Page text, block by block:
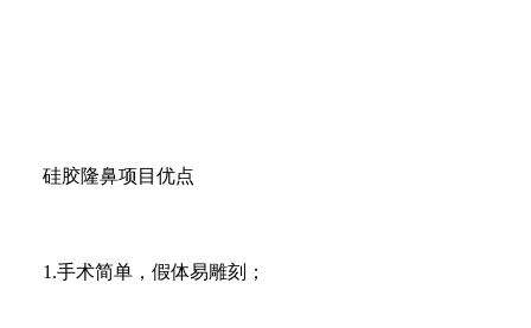
硅胶隆鼻项目优点
1.手术简单，假体易雕刻；